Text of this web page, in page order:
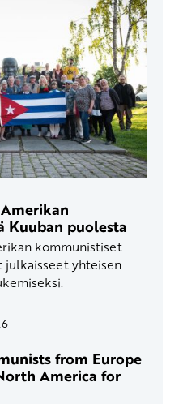
Kuuban puolesta
kommunistiset
julkaisseet yhteisen
from Europe
America for